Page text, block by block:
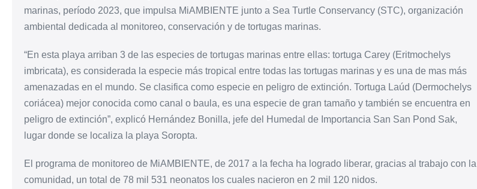
marinas, período 2023, que impulsa MiAMBIENTE junto a Sea Turtle Conservancy (STC), organización
ambiental dedicada al monitoreo, conservación y de tortugas marinas.
“En esta playa arriban 3 de las especies de tortugas marinas entre ellas: tortuga Carey (Eritmochelys
imbricata), es considerada la especie más tropical entre todas las tortugas marinas y es una de mas más
amenazadas en el mundo. Se clasifica como especie en peligro de extinción. Tortuga Laúd (Dermochelys
coriácea) mejor conocida como canal o baula, es una especie de gran tamaño y también se encuentra en
peligro de extinción”, explicó Hernández Bonilla, jefe del Humedal de Importancia San San Pond Sak,
lugar donde se localiza la playa Soropta.
El programa de monitoreo de MiAMBIENTE, de 2017 a la fecha ha logrado liberar, gracias al trabajo con la
comunidad, un total de 78 mil 531 neonatos los cuales nacieron en 2 mil 120 nidos.